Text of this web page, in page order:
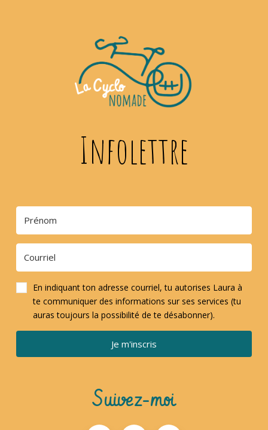
Infolettre
En indiquant ton adresse courriel, tu autorises Laura à
te communiquer des informations sur ses services (tu
auras toujours la possibilité de te désabonner).
Je m'inscris
Suivez-moi